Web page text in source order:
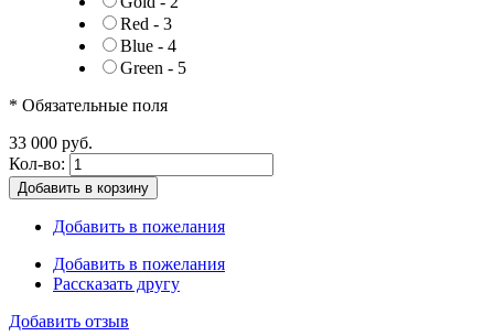
Red - 3
Blue - 4
Green - 5
* Обязательные поля
33 000 руб.
Кол-во:
Добавить в корзину
Добавить в пожелания
Добавить в пожелания
Рассказать другу
Добавить отзыв